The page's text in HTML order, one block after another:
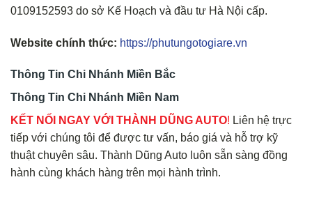
0109152593 do sở Kế Hoạch và đầu tư Hà Nội cấp.
Website chính thức: https://phutungotogiare.vn
Thông Tin Chi Nhánh Miền Bắc
Thông Tin Chi Nhánh Miền Nam
KẾT NỐI NGAY VỚI THÀNH DŨNG AUTO! Liên hệ trực
tiếp với chúng tôi để được tư vấn, báo giá và hỗ trợ kỹ
thuật chuyên sâu. Thành Dũng Auto luôn sẵn sàng đồng
hành cùng khách hàng trên mọi hành trình.